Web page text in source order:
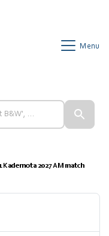
Menu
Kadernota 2027 AM match